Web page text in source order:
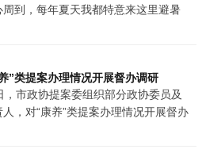
周到，每年夏天我都特意来这里避暑
”类提案办理情况开展督办调研
政协提案委组织部分政协委员及
，对“康养”类提案办理情况开展督办